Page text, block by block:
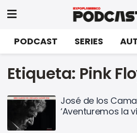
PODCAST SERIES
Etiqueta: Pink
José de los
‘Aventuremos la